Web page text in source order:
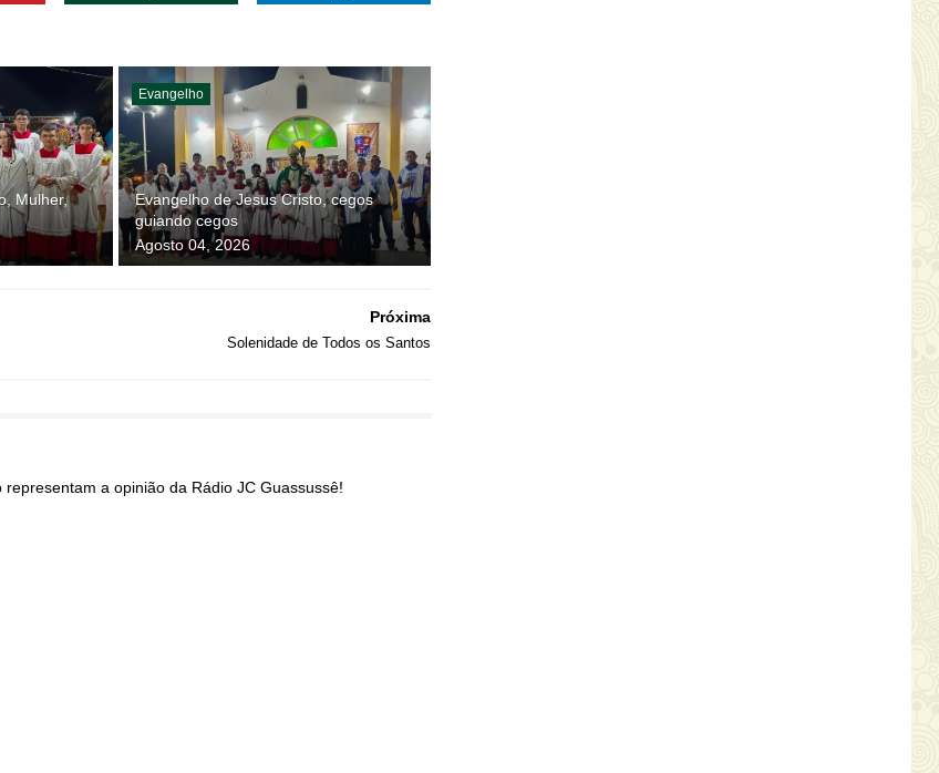
Mulher,
Evangelho
Evangelho de Jesus Cristo, cegos
guiando cegos
Agosto 04, 2026
Próxima
Solenidade de Todos os Santos
a opinião da Rádio JC Guassussê!